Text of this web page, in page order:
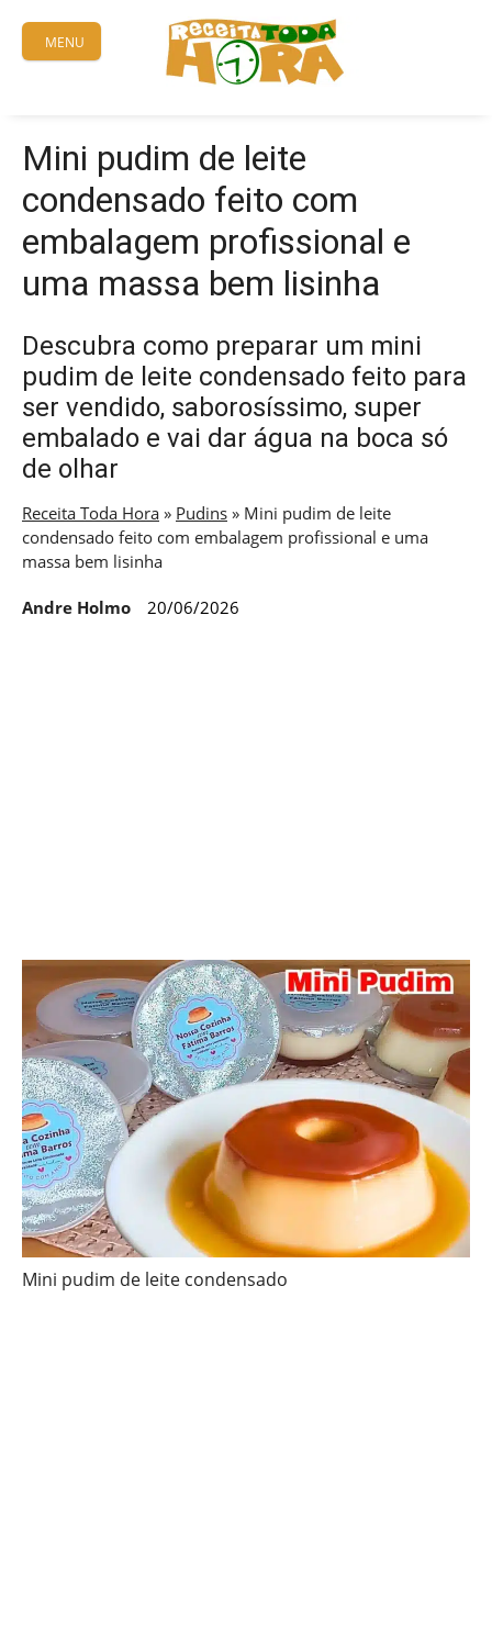
content
MENU
Mini pudim de leite
condensado feito com
embalagem profissional e
uma massa bem lisinha
Descubra como preparar um mini
pudim de leite condensado feito para
ser vendido, saborosíssimo, super
embalado e vai dar água na boca só
de olhar
Receita Toda Hora » Pudins » Mini pudim de leite
condensado feito com embalagem profissional e uma
massa bem lisinha
Andre Holmo 20/06/2026
Mini pudim de leite condensado